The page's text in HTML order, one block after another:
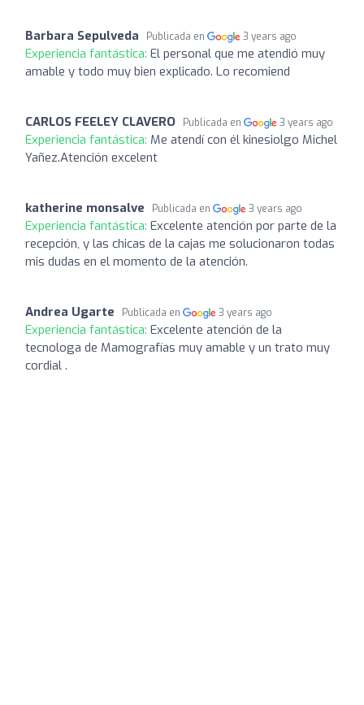
Barbara Sepulveda Publicada en 3 years ago
Experiencia fantástica: El personal que me atendió muy
amable y todo muy bien explicado. Lo recomiend
CARLOS FEELEY CLAVERO Publicada en 3 years ago
Experiencia fantástica: Me atendí con él kinesiolgo Michel
Yañez.Atención excelent
katherine monsalve Publicada en 3 years ago
Experiencia fantástica: Excelente atención por parte de la
recepción, y las chicas de la cajas me solucionaron todas
mis dudas en el momento de la atención.
Andrea Ugarte Publicada en 3 years ago
Experiencia fantástica: Excelente atención de la
tecnologa de Mamografías muy amable y un trato muy
cordial .